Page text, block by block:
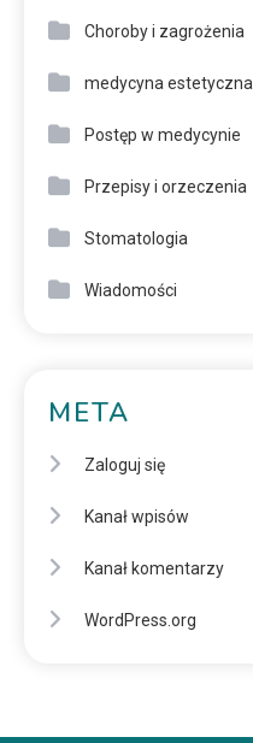
Choroby i zagrożenia
medycyna estetyczna
Postęp w medycynie
Przepisy i orzeczenia
Stomatologia
Wiadomości
META
Zaloguj się
Kanał wpisów
Kanał komentarzy
WordPress.org